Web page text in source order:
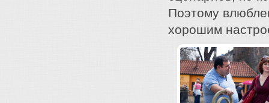
Поэтому
хорошим